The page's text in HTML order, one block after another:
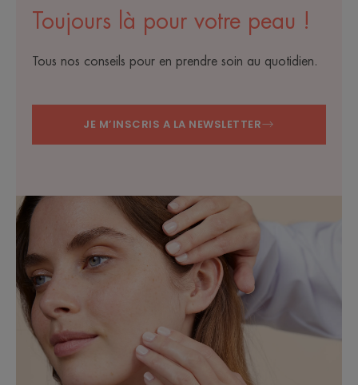
Toujours là pour votre peau !
Tous nos conseils pour en prendre soin au quotidien.
JE M’INSCRIS A LA NEWSLETTER